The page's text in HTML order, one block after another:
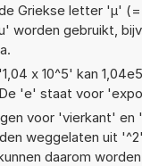
Griekse letter 'µ'
worden gebruikt,
x 10^5' kan
'e' staat voor
voor 'vierkant' en
weggelaten uit
daarom